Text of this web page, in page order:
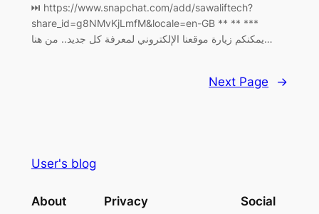
⏭ https://www.snapchat.com/add/sawaliftech?
share_id=g8NMvKjLmfM&locale=en-GB ** ** ***
يمكنكم زيارة موقعنا الإلكتروني لمعرفة كل جديد.. من هنا…
Next Page →
User's blog
About Privacy Social